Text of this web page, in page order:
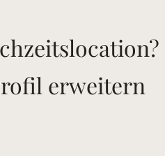
erweitern